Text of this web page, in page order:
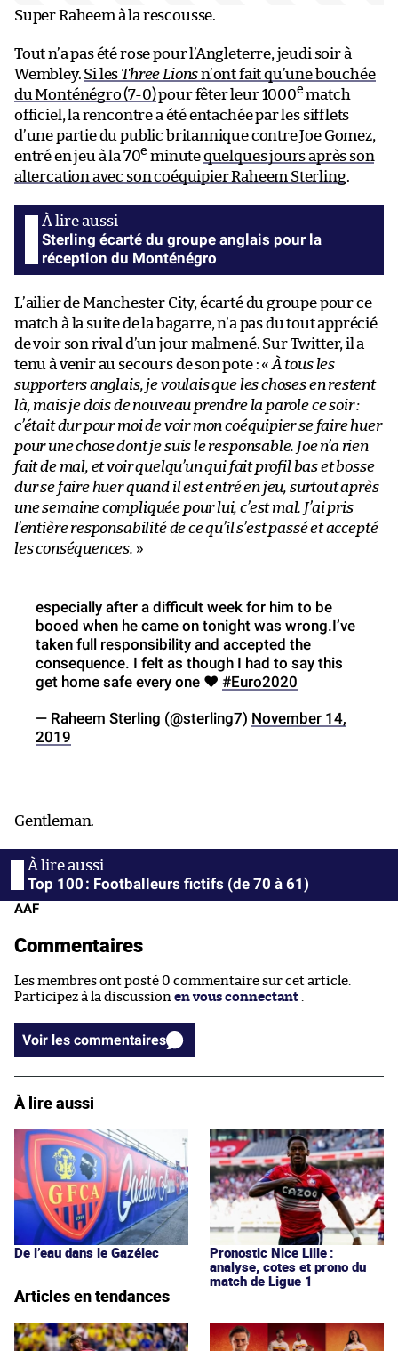
Super Raheem à la rescousse.
Tout n’a pas été rose pour l’Angleterre, jeudi soir à
Wembley. Si les Three Lionsn’ont fait qu’une bouchée
du Monténégro (7-0)pour fêter leur 1000e match
officiel, la rencontre a été entachée par les sifflets
d’une partie du public britannique contre Joe Gomez,
entré en jeu à la 70e minutequelques jours après son
altercation avec son coéquipier Raheem Sterling.
Sterling écarté du groupe anglais pour la
réception du Monténégro
L’ailier de Manchester City, écarté du groupe pour ce
match à la suite de la bagarre, n’a pas du tout apprécié
de voir son rival d’un jour malmené. Sur Twitter, il a
tenu à venir au secours de son pote : « À tous les
supporters anglais, je voulais que les choses en restent
là, mais je dois de nouveau prendre la parole ce soir :
c’était dur pour moi de voir mon coéquipier se faire huer
pour une chose dont je suis le responsable. Joe n’a rien
fait de mal, et voir quelqu’un qui fait profil bas et bosse
dur se faire huer quand il est entré en jeu, surtout après
une semaine compliquée pour lui, c’est mal. J’ai pris
l’entière responsabilité de ce qu’il s’est passé et accepté
les conséquences. »
especially after a difficult week for him to be
booed when he came on tonight was wrong.I’ve
taken full responsibility and accepted the
consequence. I felt as though I had to say this
get home safe every one ❤️ #Euro2020
— Raheem Sterling (@sterling7) November 14,
2019
Gentleman.
Top 100 : Footballeurs fictifs (de 70 à 61)
AAF
Commentaires
Les membres ont posté 0 commentaire sur cet article.
Participez à la discussion en vous connectant
Voir les commentaires
À lire aussi
De l’eau dans le Gazélec
Pronostic Nice Lille :
analyse, cotes et prono du
match de Ligue 1
Articles en tendances